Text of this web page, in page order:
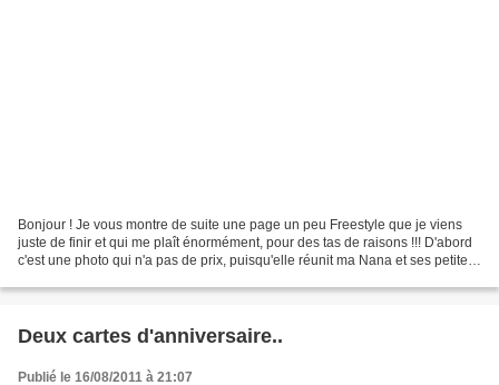
Bonjour ! Je vous montre de suite une page un peu Freestyle que je viens
juste de finir et qui me plaît énormément, pour des tas de raisons !!! D'abord
c'est une photo qui n'a pas de prix, puisqu'elle réunit ma Nana et ses petites
Deux cartes d'anniversaire..
Publié le 16/08/2011 à 21:07